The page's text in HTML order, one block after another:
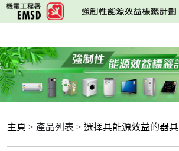
跳
至
要
內
容
主頁 > 產品列表 > 選擇具能源效益的器具